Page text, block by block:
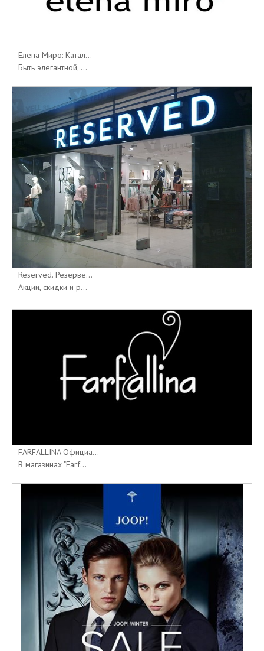
Елена Миро: Катал...
Быть элегантной, ...
Reserved. Резерве...
Акции, скидки и р...
FARFALLINA Официа...
В магазинах "Farf...